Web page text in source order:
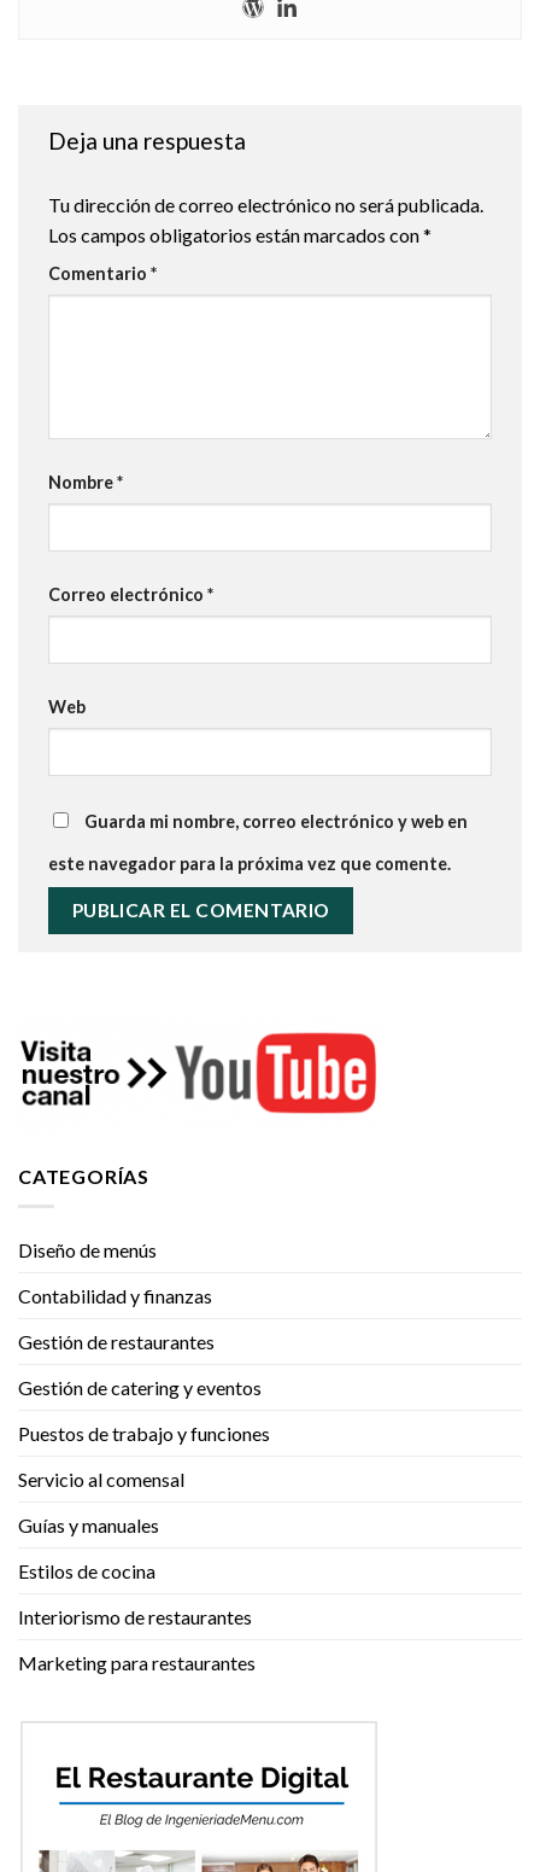
Deja una respuesta
Tu dirección de correo electrónico no será publicada.
Los campos obligatorios están marcados con*
Comentario *
Nombre*
Correo electrónico *
Web
Guarda mi nombre, correo electrónico y web en
este navegador para la próxima vez que comente.
CATEGORÍAS
Diseño de menús
Contabilidad y finanzas
Gestión de restaurantes
Gestión de catering y eventos
Puestos de trabajo y funciones
Servicio al comensal
Guías y manuales
Estilos de cocina
Interiorismo de restaurantes
Marketing para restaurantes